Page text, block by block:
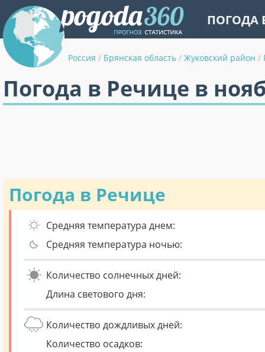
ПОГОДА
Россия / Брянская область / Жуковский район /
Погода в Речице в
Погода в Речице
Средняя температура днем:
Средняя температура ночью:
Количество солнечных дней:
Длина светового дня:
Количество дождливых дней:
Количество осадков: